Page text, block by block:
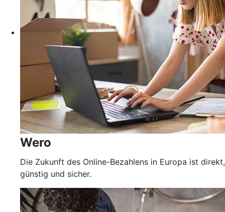
Wero
Die Zukunft des Online-Bezahlens in Europa ist direkt,
günstig und sicher.